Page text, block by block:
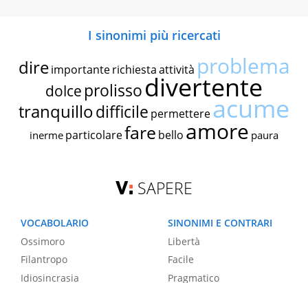
I sinonimi più ricercati
dire importante richiestaattività problema
dolce prolissodivertente
tranquillodifficile permettereacume
inerme particolarefare bello amore paura
SAPERE
VOCABOLARIO
Ossimoro
Filantropo
Idiosincrasia
SINONIMI E CONTRARI
Libertà
Facile
Pragmatico